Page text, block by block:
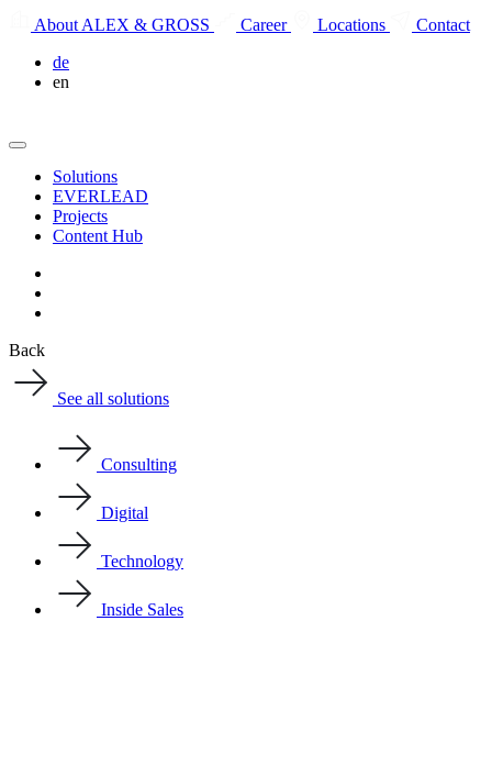
About ALEX & GROSS Career Locations
Contact
de
en
Solutions
EVERLEAD
Projects
Content Hub
Back
See all solutions
Consulting
Digital
Technology
Inside Sales